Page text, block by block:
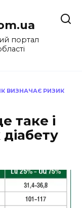
портал
ВИЗНАЧАЄ РИЗИК
таке і